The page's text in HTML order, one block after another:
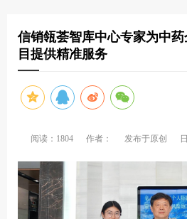
信销瓴荟智库中心专家为中
目提供精准服务
阅读：1804 作者： 发布于原创